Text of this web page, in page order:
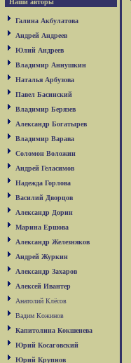
Наши авторы
Галина Акбулатова
Андрей Андреев
Юлий Андреев
Владимир Аннушкин
Наталья Арбузова
Павел Басинский
Владимир Берязев
Александр Богатырев
Владимир Варава
Соломон Воложин
Андрей Геласимов
Надежда Горлова
Василий Дворцов
Александр Дорин
Марина Ершова
Александр Железняков
Андрей Журкин
Александр Захаров
Алексей Ивантер
Анатолий Клёсов
Вадим Кожинов
Капитолина Кокшенева
Юрий Косаговский
Юрий Крупнов